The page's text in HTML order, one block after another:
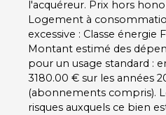
l'acquéreur. Prix hors
Logement à
excessive : Classe énergie
Montant estimé des
pour un usage standard :
3180.00 € sur les années
(abonnements compris).
risques auxquels ce bien